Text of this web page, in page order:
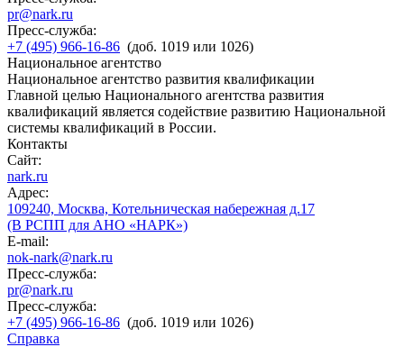
pr@nark.ru
Пресс-служба:
+7 (495) 966-16-86 (доб. 1019 или 1026)
Национальное агентство
Национальное агентство развития квалификации
Главной целью Национального агентства развития
квалификаций является содействие развитию Национальной
системы квалификаций в России.
Контакты
Сайт:
nark.ru
Адрес:
109240, Москва, Котельническая набережная д.17
(В РСПП для АНО «НАРК»)
E-mail:
nok-nark@nark.ru
Пресс-служба:
pr@nark.ru
Пресс-служба:
+7 (495) 966-16-86 (доб. 1019 или 1026)
Справка